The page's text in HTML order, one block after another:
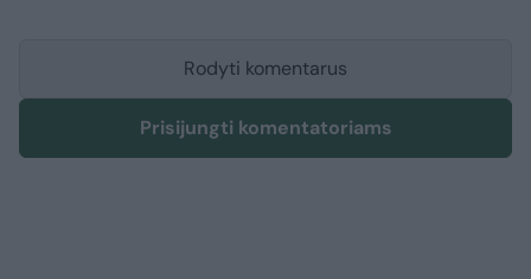
Rodyti komentarus
Prisijungti komentatoriams